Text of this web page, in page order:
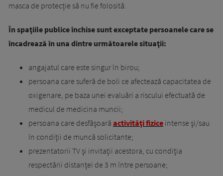
masca de protecție să nu fie folosită.
În spaţiile publice închise sunt exceptate persoanele care se
încadrează în una dintre următoarele situaţii:
angajatul care este singur în birou;
persoana care suferă de boli ce afectează capacitatea de
oxigenare, pe baza unei evaluări a riscului efectuată de
medicul de medicina muncii;
persoana care desfăşoară activităţi fizice intense şi/sau
în condiţii de muncă solicitante;
prezentatorii TV şi invitaţii acestora, cu condiţia
respectării distanţei de 3 m între persoane;